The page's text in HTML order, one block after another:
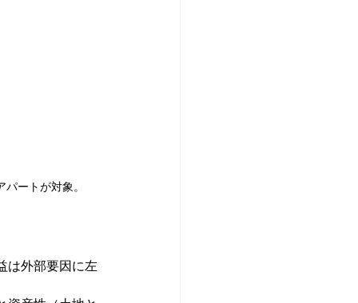
ートが対象。
は外部要因に左